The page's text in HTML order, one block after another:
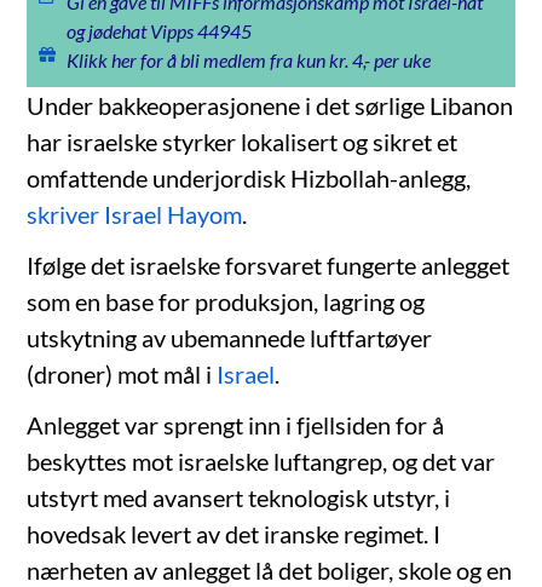
og jødehat Vipps 44945
Klikk her for å bli medlem fra kun kr. 4,- per uke
Under bakkeoperasjonene i det sørlige Libanon
har israelske styrker lokalisert og sikret et
omfattende underjordisk Hizbollah-anlegg,
skriver Israel Hayom
Ifølge det israelske forsvaret fungerte anlegget
som en base for produksjon, lagring og
utskytning av ubemannede luftfartøyer
(droner) mot mål i Israel
Anlegget var sprengt inn i fjellsiden for å
beskyttes mot israelske luftangrep, og det var
utstyrt med avansert teknologisk utstyr, i
hovedsak levert av det iranske regimet. I
nærheten av anlegget lå det boliger, skole og en